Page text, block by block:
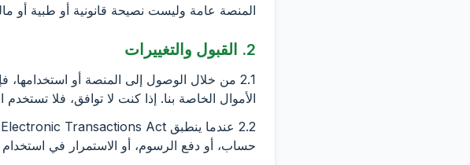
المنصة عامة وليست نصيحة قانونية أو طبية أو
2. القبول والتغييرات
2.1 من خلال الوصول إلى المنصة أو
الأموال الخاصة بنا. إذا كنت لا توافق، فلا تستخدم
حساب، أو دفع الرسوم، أو الاستمرار في استخدام